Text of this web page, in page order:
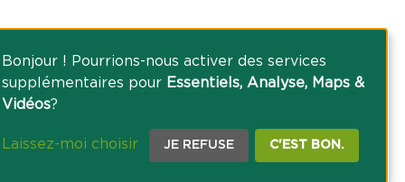
Bonjour ! Pourrions-nous activer des services
supplémentaires pour Essentiels, Analyse, Maps &
Vidéos?
Laissez-moi choisir JE REFUSE C'EST BON.